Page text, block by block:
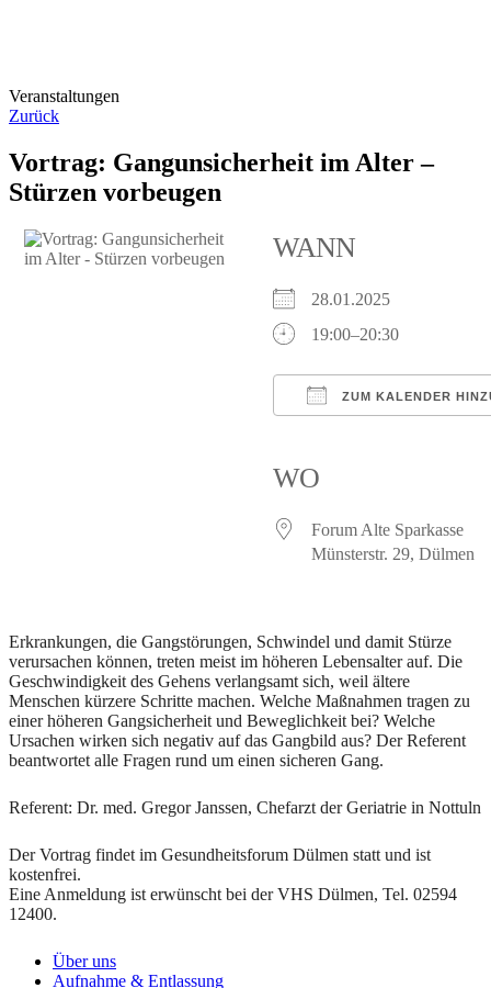
Veranstaltungen
Zurück
Vortrag: Gangunsicherheit im Alter –
Stürzen vorbeugen
WANN
28.01.2025
19:00–20:30
ZUM KALENDER
WO
Forum Alte Sparkasse
Münsterstr. 29, Dülmen
Erkrankungen, die Gangstörungen, Schwindel und damit Stürze
verursachen können, treten meist im höheren Lebensalter auf. Die
Geschwindigkeit des Gehens verlangsamt sich, weil ältere
Menschen kürzere Schritte machen. Welche Maßnahmen tragen zu
einer höheren Gangsicherheit und Beweglichkeit bei? Welche
Ursachen wirken sich negativ auf das Gangbild aus? Der Referent
beantwortet alle Fragen rund um einen sicheren Gang.
Referent: Dr. med. Gregor Janssen, Chefarzt der Geriatrie in Nottuln
Der Vortrag findet im Gesundheitsforum Dülmen statt und ist
kostenfrei.
Eine Anmeldung ist erwünscht bei der VHS Dülmen, Tel. 02594
12400.
Über uns
Aufnahme & Entlassung